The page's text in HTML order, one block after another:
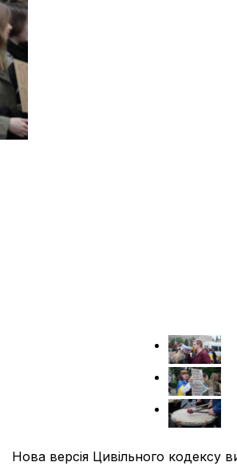
Нова версія Цивільного кодексу